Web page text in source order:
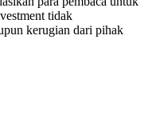
tidak
kerugian dari pihak